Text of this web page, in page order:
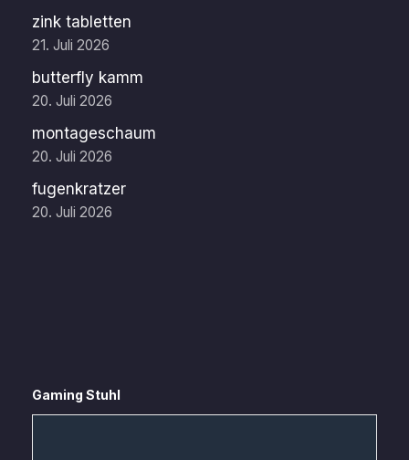
zink tabletten
21. Juli 2026
butterfly kamm
20. Juli 2026
montageschaum
20. Juli 2026
fugenkratzer
20. Juli 2026
Gaming Stuhl